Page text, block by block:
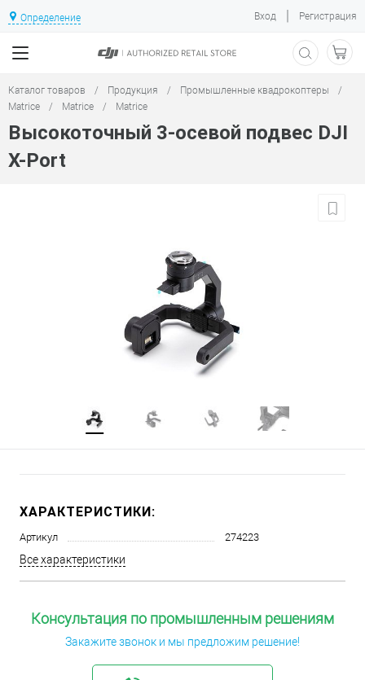
Определение Вход | Регистрация
Каталог товаров / Продукция / Промышленные квадрокоптеры
/
Matrice
/ Matrice / Matrice
Высокоточный 3-осевой подвес DJI
X-Port
ХАРАКТЕРИСТИКИ:
Артикул 274223
Все характеристики
Консультация по промышленным решениям
Закажите звонок и мы предложим решение!